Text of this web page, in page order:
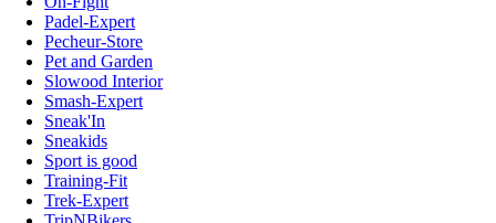
Padel-Expert
Pecheur-Store
Pet and Garden
Slowood Interior
Smash-Expert
Sneak'In
Sneakids
Sport is good
Training-Fit
Trek-Expert